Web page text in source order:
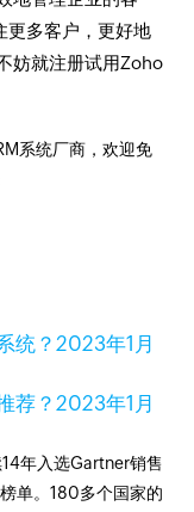
更多客户，更好地
妨就注册试用Zoho
系统厂商，欢迎免
统？2023年1月
荐？2023年1月
年入选Gartner销售
单。180多个国家的